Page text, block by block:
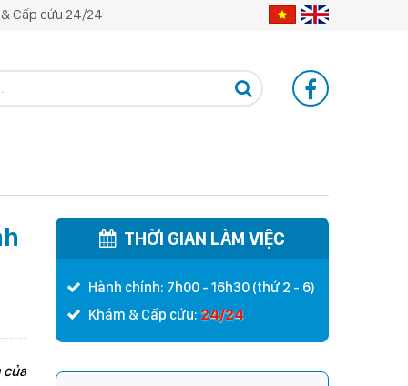
Cấp cứu 24/24
của
THỜI GIAN LÀM VIỆC
Hành chính: 7h00 - 16h30 (thứ 2 - 6)
Khám & Cấp cứu: 24/24